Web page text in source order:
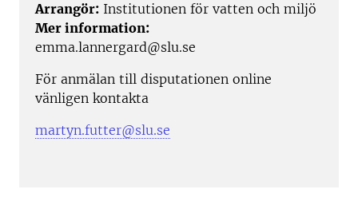
Arrangör: Institutionen för vatten och miljö
Mer information:
emma.lannergard@slu.se
För anmälan till disputationen online
vänligen kontakta
martyn.futter@slu.se